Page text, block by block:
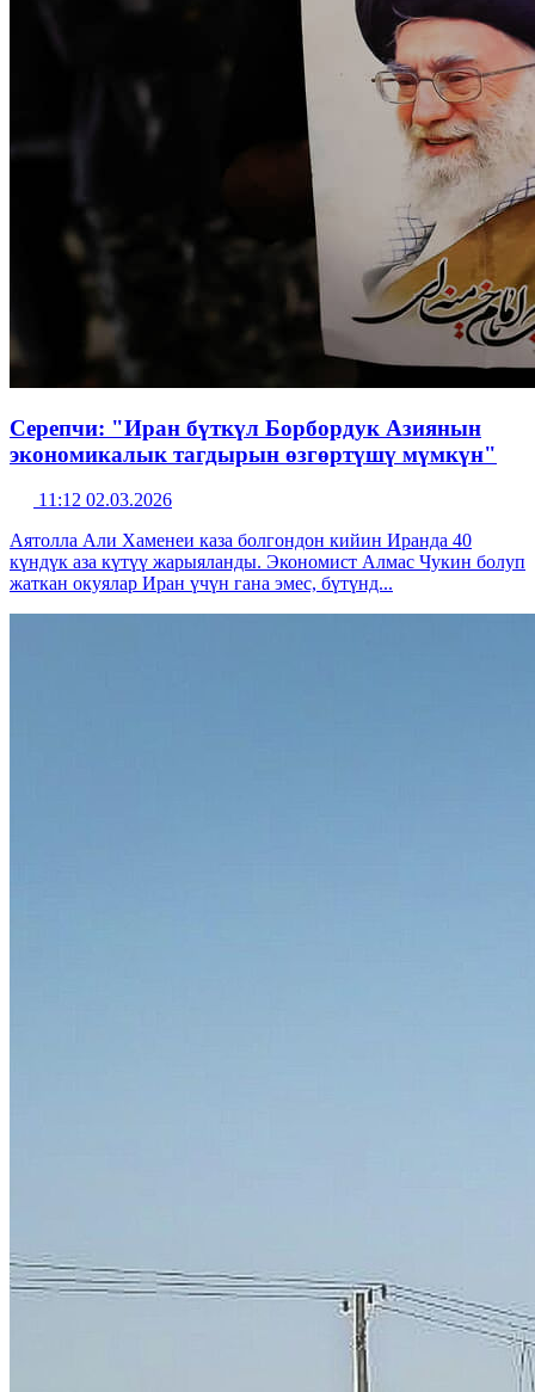
Серепчи: "Иран бүткүл Борбордук Азиянын
экономикалык тагдырын өзгөртүшү мүмкүн"
11:12 02.03.2026
Аятолла Али Хаменеи каза болгондон кийин Иранда 40
күндүк аза күтүү жарыяланды. Экономист Алмас Чукин болуп
жаткан окуялар Иран үчүн гана эмес, бүтүнд...